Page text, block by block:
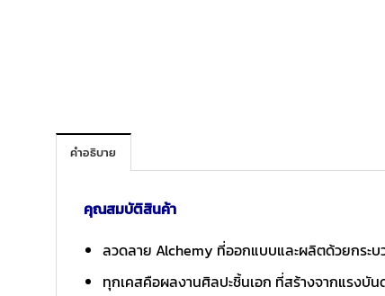
คำอธิบาย
คุณสมบัติสินค้า
ลวดลาย Alchemy ที่ออกแบบและผลิตด้วยกระบ
ทุกเคสคือผลงานศิลปะชิ้นเอก ที่สร้างจากแรงบั